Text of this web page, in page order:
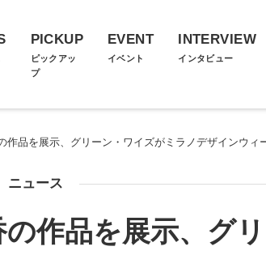
PICKUP
ピックアッ
プ
EVENT
イベント
INTERVIEW
インタビュー
作品を展示、グリーン・ワイズがミラノデザインウィ
ニュース
作品を展示、グリ